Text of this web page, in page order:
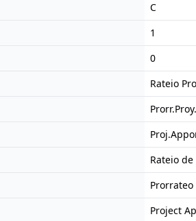
C
1
0
Rateio
Prorr.Proy.
Rateio
Prorrateo
Project